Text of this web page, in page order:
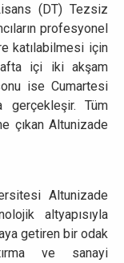
(DT) Tezsiz
profesyonel
katılabilmesi için
içi iki akşam
ise Cumartesi
gerçekleşir. Tüm
çıkan Altunizade
Altunizade
altyapısıyla
getiren bir odak
ve sanayi